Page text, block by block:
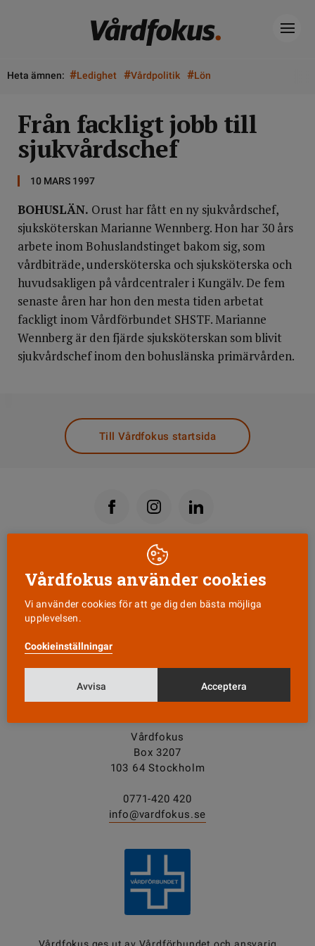
Heta ämnen: #Ledighet #Vårdpolitik #Lön
Från fackligt jobb till
sjukvårdschef
10 MARS 1997
BOHUSLÄN. Orust har fått en ny sjukvårdschef,
sjuksköterskan Marianne Wennberg. Hon har 30 års
arbete inom Bohuslandstinget bakom sig, som
vårdbiträde, undersköterska och sjuksköterska och
huvudsakligen på vårdcentraler i Kungälv. De fem
senaste åren har hon den mesta tiden arbetat
fackligt inom Vårdförbundet SHSTF. Marianne
Wennberg är den fjärde sjuksköterskan som blivit
sjukvårdschef inom den bohuslänska primärvården.
Till Vårdfokus startsida
Läs senaste numret
Nyhetsbrev
Vårdfokus
Box 3207
103 64 Stockholm
0771-420 420
info@vardfokus.se
Vårdfokus använder cookies
Vi använder cookies för att ge dig den bästa möjliga
upplevelsen.
Cookieinställningar
Avvisa Acceptera